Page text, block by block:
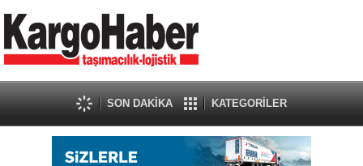
SON DAKİKA KATEGORİLER